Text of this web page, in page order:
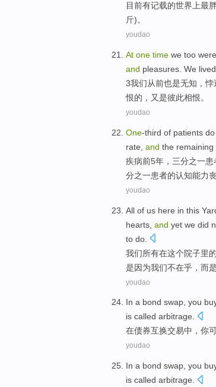
目前有记载的世界上最
斤)。
youdao
At one time we too were
and pleasures . We lived
3我们从前也是无知 ，悖
恨的，又是彼此相恨。
youdao
One-third of patients
rate and the remaining
疾病前5年 ， 三分之一患
分之一患者的认知能力
youdao
All of us here in this
hearts and yet we did
to do
我们所有在这个院子里的
是因为我们不在乎 ， 而是
youdao
In a bond swap, you
is called arbitrage.
在债券互换交易中， 你
youdao
In a bond swap you
is called arbitrage